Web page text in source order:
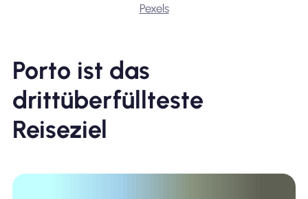
Pexels
Porto ist das
drittüberfüllteste
Reiseziel